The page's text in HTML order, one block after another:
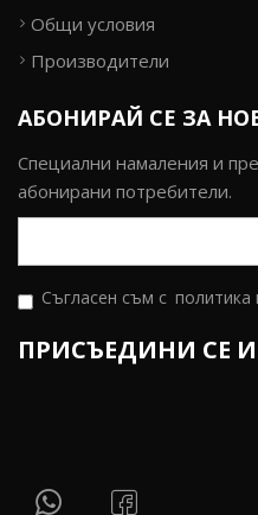
Общи условия
Производители
АБОНИРАЙ СЕ ЗА
Специални намаления и
абонирани потребители.
Съгласен съм с политика
ПРИСЪЕДИНИ СЕ